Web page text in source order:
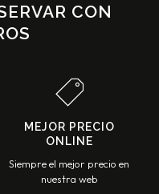
CON
MEJOR PRECIO
ONLINE
Siempre el mejor precio en
nuestra web